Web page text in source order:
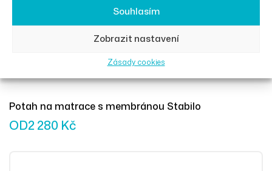
Souhlasím
Zobrazit nastavení
Zásady cookies
Potah na matrace s membránou Stabilo
OD2 280 Kč